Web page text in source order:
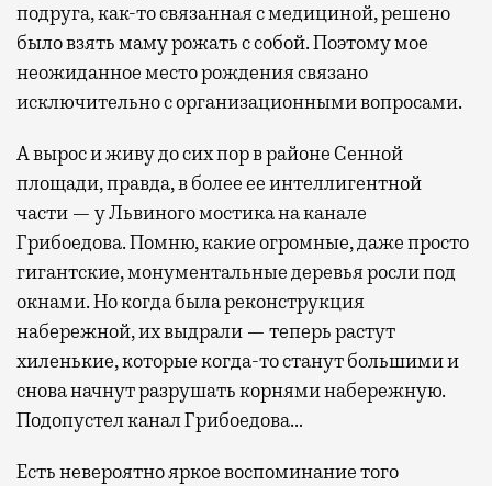
подруга, как-то связанная с медициной, решено
было взять маму рожать с собой. Поэтому мое
неожиданное место рождения связано
исключительно с организационными вопросами.
А вырос и живу до сих пор в районе Сенной
площади, правда, в более ее интеллигентной
части — у Львиного мостика на канале
Грибоедова. Помню, какие огромные, даже просто
гигантские, монументальные деревья росли под
окнами. Но когда была реконструкция
набережной, их выдрали — теперь растут
хиленькие, которые когда-то станут большими и
снова начнут разрушать корнями набережную.
Подопустел канал Грибоедова…
Есть невероятно яркое воспоминание того